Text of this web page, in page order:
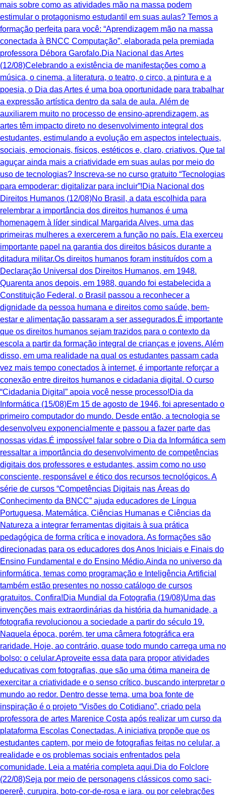
mais sobre como as atividades mão na massa podem
estimular o protagonismo estudantil em suas aulas? Temos a
formação perfeita para você: “Aprendizagem mão na massa
conectada à BNCC Computação”, elaborada pela premiada
professora Débora Garofalo.Dia Nacional das Artes
(12/08)Celebrando a existência de manifestações como a
música, o cinema, a literatura, o teatro, o circo, a pintura e a
poesia, o Dia das Artes é uma boa oportunidade para trabalhar
a expressão artística dentro da sala de aula. Além de
auxiliarem muito no processo de ensino-aprendizagem, as
artes têm impacto direto no desenvolvimento integral dos
estudantes, estimulando a evolução em aspectos intelectuais,
sociais, emocionais, físicos, estéticos e, claro, criativos. ‍Que tal
aguçar ainda mais a criatividade em suas aulas por meio do
uso de tecnologias? Inscreva-se no curso gratuito “Tecnologias
para empoderar: digitalizar para incluir”!Dia Nacional dos
Direitos Humanos (12/08)No Brasil, a data escolhida para
relembrar a importância dos direitos humanos é uma
homenagem à líder sindical Margarida Alves, uma das
primeiras mulheres a exercerem a função no país. Ela exerceu
importante papel na garantia dos direitos básicos durante a
ditadura militar.Os direitos humanos foram instituídos com a
Declaração Universal dos Direitos Humanos, em 1948.
Quarenta anos depois, em 1988, quando foi estabelecida a
Constituição Federal, o Brasil passou a reconhecer a
dignidade da pessoa humana e direitos como saúde, bem-
estar e alimentação passaram a ser assegurados.É importante
que os direitos humanos sejam trazidos para o contexto da
escola a partir da formação integral de crianças e jovens. Além
disso, em uma realidade na qual os estudantes passam cada
vez mais tempo conectados à internet, é importante reforçar a
conexão entre direitos humanos e cidadania digital. O curso
“Cidadania Digital” apoia você nesse processo!Dia da
Informática (15/08)Em 15 de agosto de 1946, foi apresentado o
primeiro computador do mundo. Desde então, a tecnologia se
desenvolveu exponencialmente e passou a fazer parte das
nossas vidas.É impossível falar sobre o Dia da Informática sem
ressaltar a importância do desenvolvimento de competências
digitais dos professores e estudantes, assim como no uso
consciente, responsável e ético dos recursos tecnológicos. A
série de cursos “Competências Digitais nas Áreas do
Conhecimento da BNCC” ajuda educadores de Língua
Portuguesa, Matemática, Ciências Humanas e Ciências da
Natureza a integrar ferramentas digitais à sua prática
pedagógica de forma crítica e inovadora. As formações são
direcionadas para os educadores dos Anos Iniciais e Finais do
Ensino Fundamental e do Ensino Médio.Ainda no universo da
informática, temas como programação e Inteligência Artificial
também estão presentes no nosso catálogo de cursos
gratuitos. Confira!Dia Mundial da Fotografia (19/08)Uma das
invenções mais extraordinárias da história da humanidade, a
fotografia revolucionou a sociedade a partir do século 19.
Naquela época, porém, ter uma câmera fotográfica era
raridade. Hoje, ao contrário, quase todo mundo carrega uma no
bolso: o celular.Aproveite essa data para propor atividades
educativas com fotografias, que são uma ótima maneira de
exercitar a criatividade e o senso crítico, buscando interpretar o
mundo ao redor. Dentro desse tema, uma boa fonte de
inspiração é o projeto “Visões do Cotidiano”, criado pela
professora de artes Marenice Costa após realizar um curso da
plataforma Escolas Conectadas. A iniciativa propõe que os
estudantes captem, por meio de fotografias feitas no celular, a
realidade e os problemas sociais enfrentados pela
comunidade. Leia a matéria completa aqui.Dia do Folclore
(22/08)Seja por meio de personagens clássicos como saci-
pererê, curupira, boto-cor-de-rosa e iara, ou por celebrações